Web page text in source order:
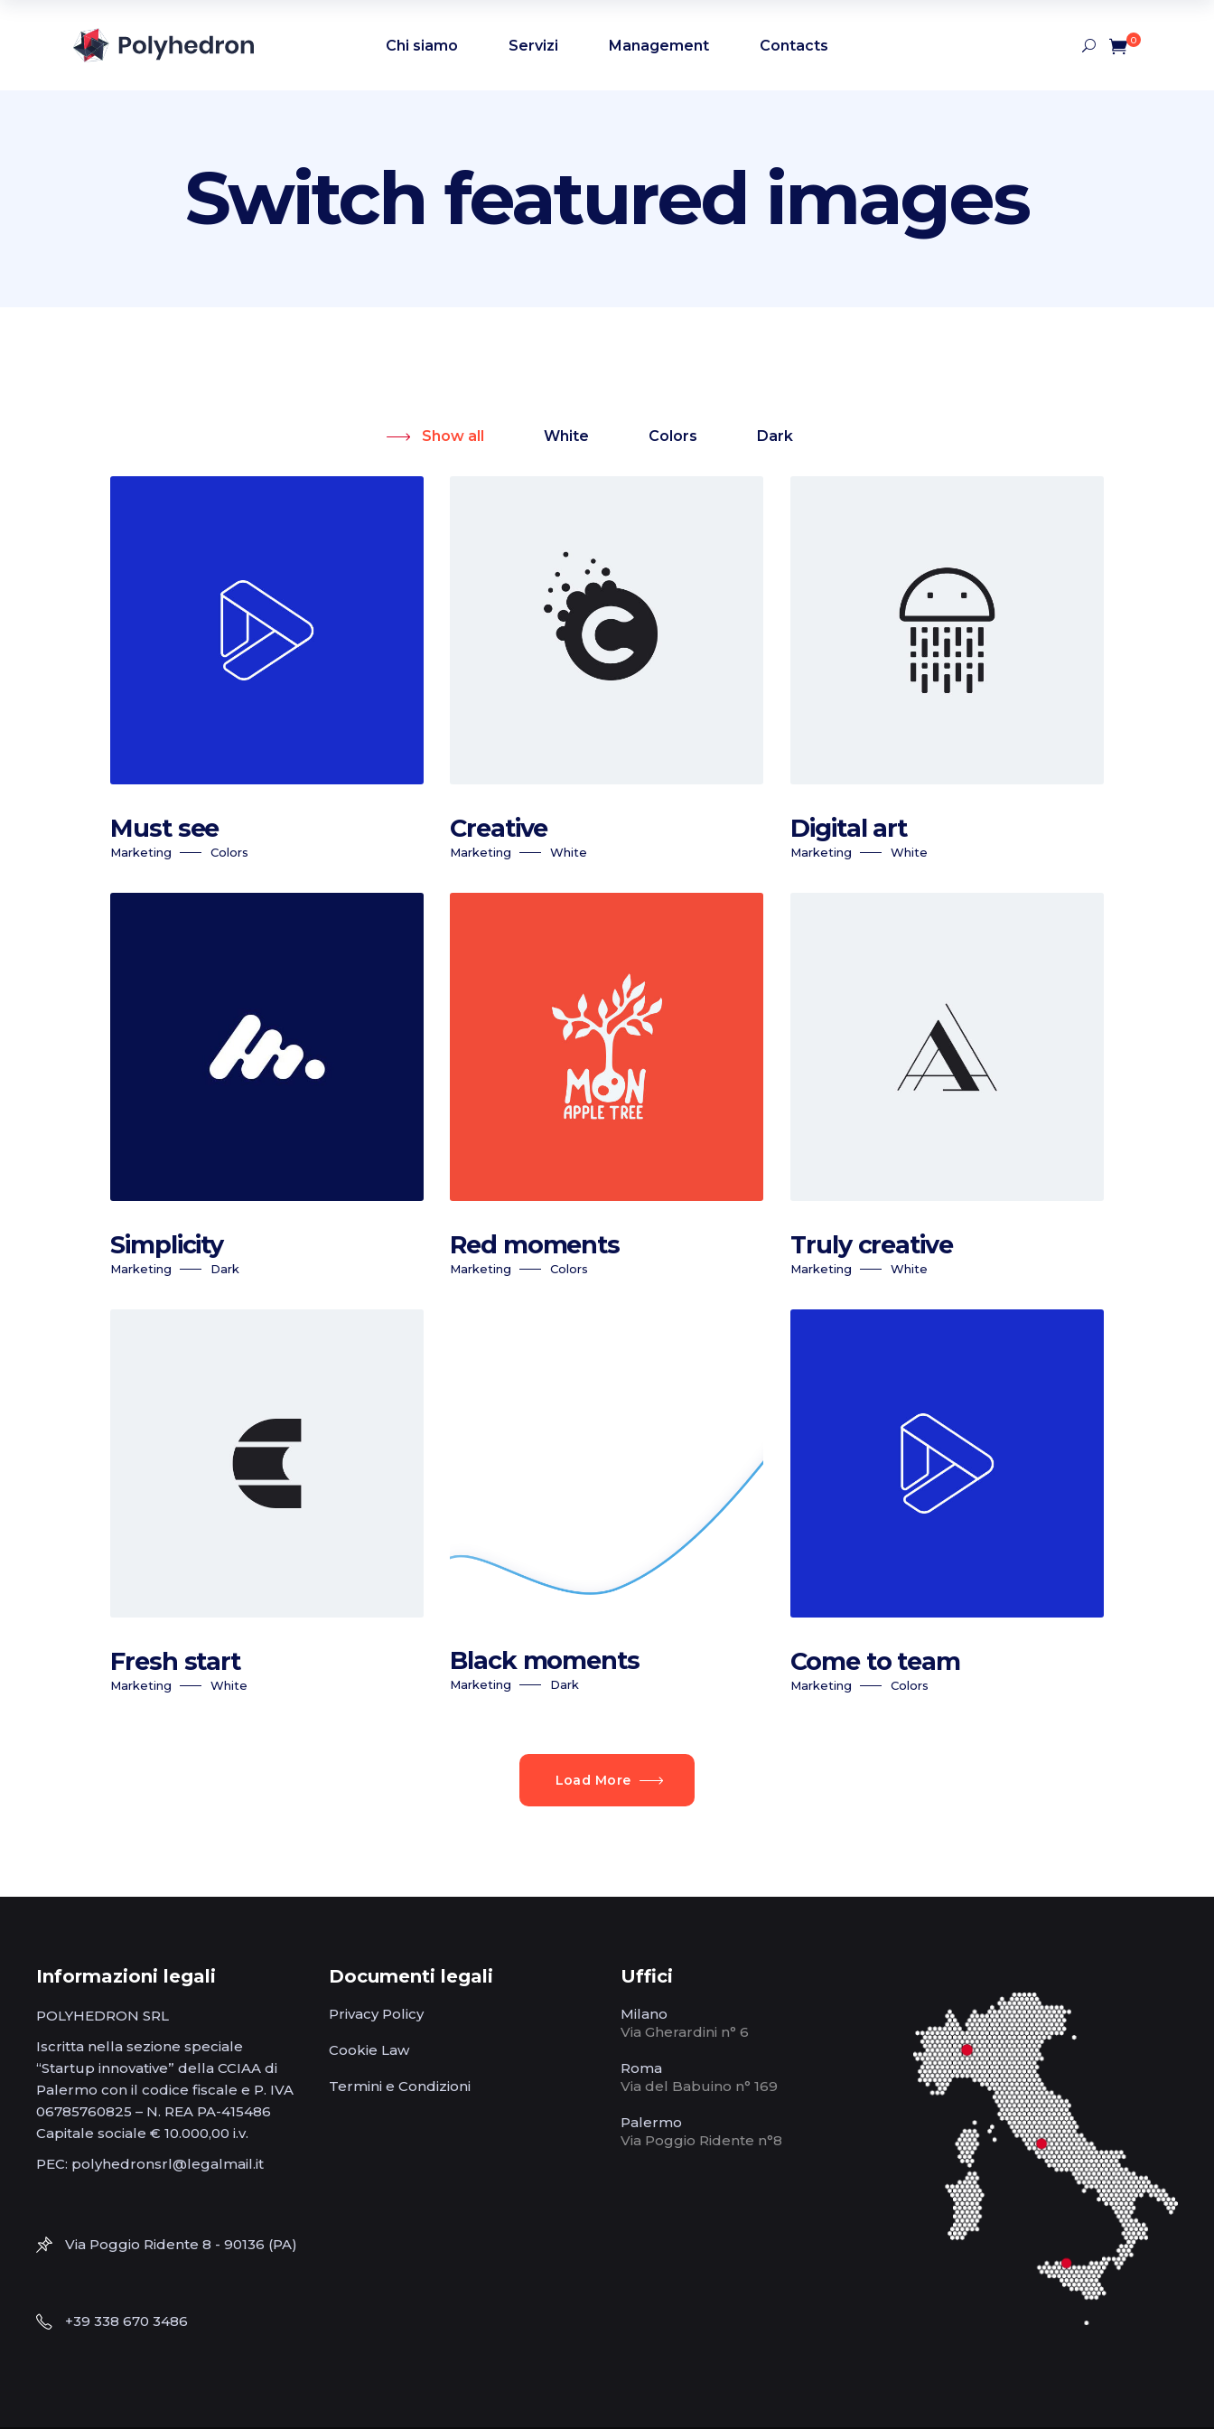
Chi siamo Servizi Management Contacts 0
Switch featured images
Show all White Colors Dark
Must see
Marketing Colors
Creative
Marketing White
Digital art
Marketing White
Simplicity
Marketing Dark
Red moments
Marketing Colors
Truly creative
Marketing White
Fresh start
Marketing White
Black moments
Marketing Dark
Come to team
Marketing Colors
Load More
Informazioni legali
POLYHEDRON SRL
Iscritta nella sezione speciale
“Startup innovative” della CCIAA di
Palermo con il codice fiscale e P. IVA
06785760825 – N. REA PA-415486
Capitale sociale € 10.000,00 i.v.
PEC: polyhedronsrl@legalmail.it
Via Poggio Ridente 8 - 90136 (PA)
+39 338 670 3486
Documenti legali
Privacy Policy
Cookie Law
Termini e Condizioni
Uffici
Milano
Via Gherardini n° 6
Roma
Via del Babuino n° 169
Palermo
Via Poggio Ridente n°8